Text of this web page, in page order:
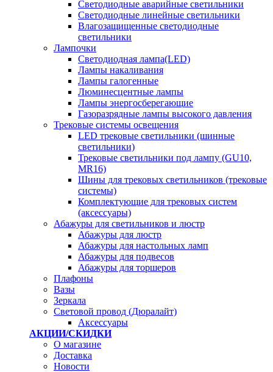
Светодиодные аварийные светильники
Светодиодные линейные светильники
Влагозащищенные светодиодные
светильники
Лампочки
Светодиодная лампа(LED)
Лампы накаливания
Лампы галогенные
Люминесцентные лампы
Лампы энергосберегающие
Газоразрядные лампы высокого давления
Трековые системы освещения
LED трековые светильники (шинные
светильники)
Трековые светильники под лампу (GU10,
MR16)
Шины для трековых светильников (трековые
системы)
Комплектующие для трековых систем
(аксессуары)
Абажуры для светильников и люстр
Абажуры для люстр
Абажуры для настольных ламп
Абажуры для подвесов
Абажуры для торшеров
Плафоны
Вазы
Зеркала
Световой провод (Дюралайт)
Аксессуары
АКЦИИ/СКИДКИ
О магазине
Доставка
Новости